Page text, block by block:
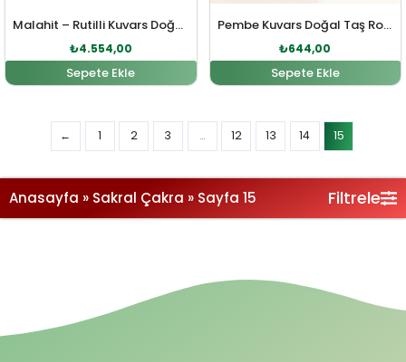
Malahit – Rutilli Kuvars Doğal Taş Yüzük
₺4.554,00
Sepete Ekle
Pembe Kuvars Doğal Taş Roller
₺644,00
Sepete Ekle
Anasayfa » Sakral Çakra » Sayfa 15 Filtrele